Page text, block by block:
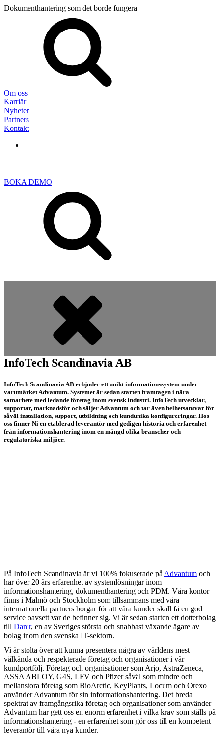
Dokumenthantering som det borde fungera
Om oss
Karriär
Nyheter
Partners
Kontakt
BOKA DEMO
InfoTech Scandinavia AB
InfoTech Scandinavia AB erbjuder ett unikt informationssystem under
varumärket Advantum. Systemet är sedan starten framtagen i nära
samarbete med ledande företag inom svensk industri. InfoTech utvecklar,
supportar, marknadsför och säljer Advantum och tar även helhetsansvar för
såväl installation, support, utbildning och kundunika konfigureringar. Hos
oss finner Ni en etablerad leverantör med gedigen historia och erfarenhet
från informationshantering inom en mängd olika branscher och
regulatoriska miljöer.
På InfoTech Scandinavia är vi 100% fokuserade på Advantum och
har över 20 års erfarenhet av systemlösningar inom
informationshantering, dokumenthantering och PDM. Våra kontor
finns i Malmö och Stockholm som tillsammans med våra
internationella partners borgar för att våra kunder skall få en god
service oavsett var de befinner sig. Vi är sedan starten ett dotterbolag
till Danir, en av Sveriges största och snabbast växande ägare av
bolag inom den svenska IT-sektorn.
Vi är stolta över att kunna presentera några av världens mest
välkända och respekterade företag och organisationer i vår
kundportfölj. Företag och organisationer som Arjo, AstraZeneca,
ASSA ABLOY, G4S, LFV och Pfizer såväl som mindre och
mellanstora företag som BioArctic, KeyPlants, Locum och Orexo
använder Advantum för sin informationshantering. Det breda
spektrat av framgångsrika företag och organisationer som använder
Advantum har gett oss en enorm erfarenhet i vilka krav som ställs på
informationshantering - en erfarenhet som gör oss till en kompetent
leverantör till våra nya kunder.